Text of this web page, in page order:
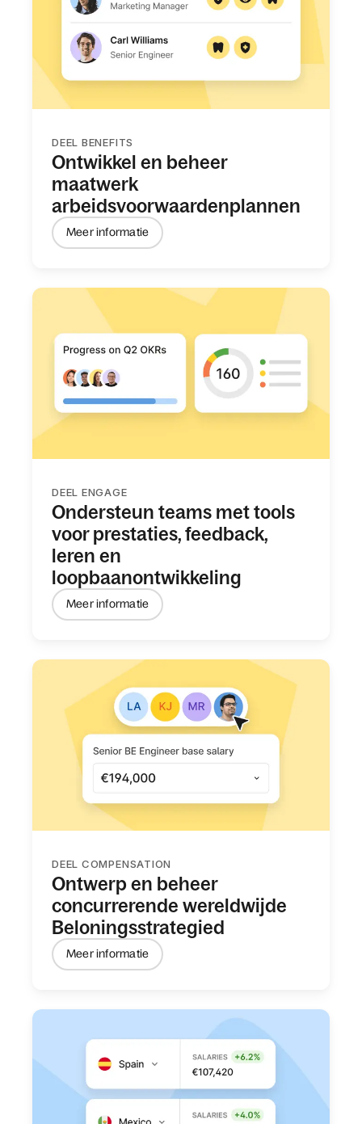
DEEL BENEFITS
Ontwikkel en beheer
maatwerk
arbeidsvoorwaardenplannen
Meer informatie
DEEL ENGAGE
Ondersteun teams met tools
voor prestaties, feedback,
leren en
loopbaanontwikkeling
Meer informatie
DEEL COMPENSATION
Ontwerp en beheer
concurrerende wereldwijde
Beloningsstrategied
Meer informatie